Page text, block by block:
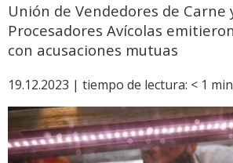
Unión de Vendedores de Carne
Procesadores Avícolas
con acusaciones mutuas
19.12.2023 | tiempo de lectura: < 1